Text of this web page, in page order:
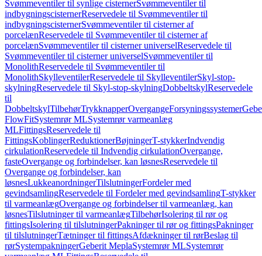
Svømmeventiler til synlige cisternerSvømmeventiler til
indbygningscisternerReservedele til Svømmeventiler til
indbygningscisternerSvømmeventiler til cisterner af
porcelænReservedele til Svømmeventiler til cisterner af
porcelænSvømmeventiler til cisterner universelReservedele til
Svømmeventiler til cisterner universelSvømmeventiler til
MonolithReservedele til Svømmeventiler til
MonolithSkylleventilerReservedele til SkylleventilerSkyl-stop-
skylningReservedele til Skyl-stop-skylningDobbeltskylReservedele
til
DobbeltskylTilbehørTrykknapperOvergangeForsyningssystemer
FlowFitSystemrør MLSystemrør varmeanlæg
MLFittingsReservedele til
FittingsKoblingerReduktionerBøjningerT-stykkerIndvendig
cirkulationReservedele til Indvendig cirkulationOvergange,
fasteOvergange og forbindelser, kan løsnesReservedele til
Overgange og forbindelser, kan
løsnesLukkeanordningerTilslutningerFordeler med
gevindsamlingReservedele til Fordeler med gevindsamlingT-stykker
til varmeanlægOvergange og forbindelser til varmeanlæg, kan
løsnesTilslutninger til varmeanlægTilbehørIsolering til rør og
fittingsIsolering til tilslutningerPakninger til rør og fittingsPakninger
til tilslutningerTætninger til fittingsAfdækninger til rørBeslag til
rørSystempakningerGeberit MeplaSystemrør MLSystemrør